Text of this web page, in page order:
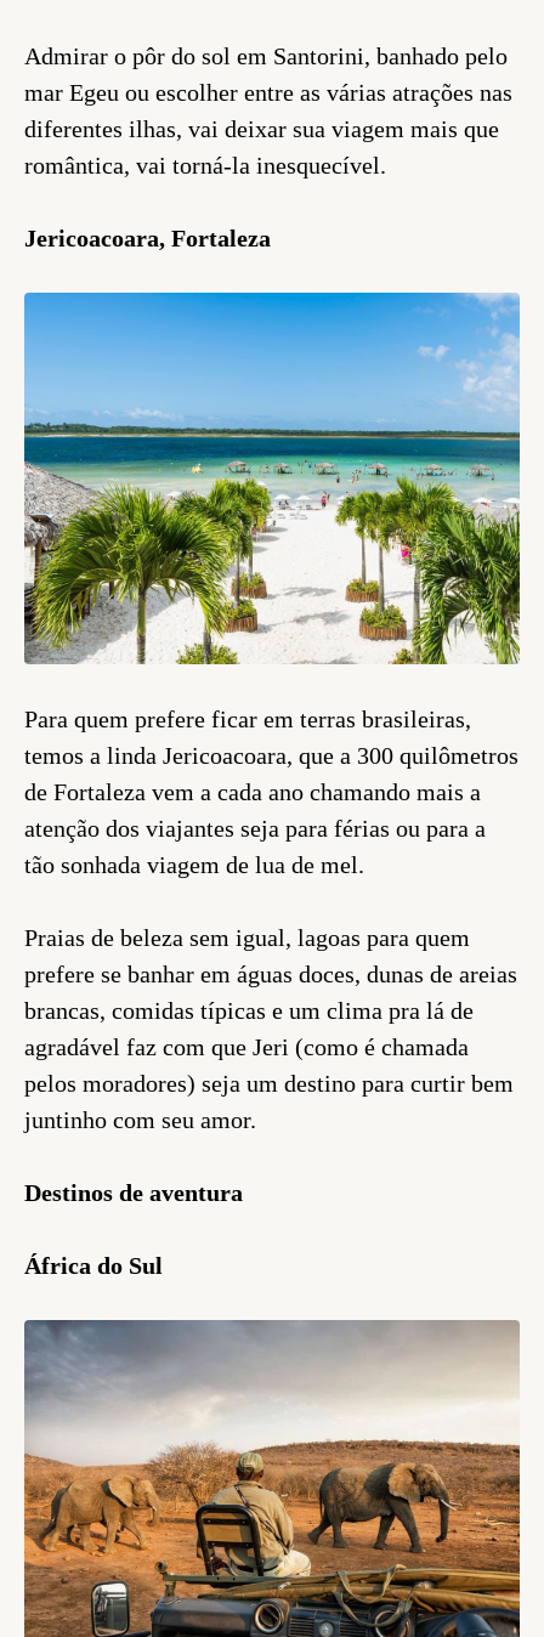
Admirar o pôr do sol em Santorini, banhado pelo
mar Egeu ou escolher entre as várias atrações nas
diferentes ilhas, vai deixar sua viagem mais que
romântica, vai torná-la inesquecível.
Jericoacoara, Fortaleza
Para quem prefere ficar em terras brasileiras,
temos a linda Jericoacoara, que a 300 quilômetros
de Fortaleza vem a cada ano chamando mais a
atenção dos viajantes seja para férias ou para a
tão sonhada viagem de lua de mel.
Praias de beleza sem igual, lagoas para quem
prefere se banhar em águas doces, dunas de areias
brancas, comidas típicas e um clima pra lá de
agradável faz com que Jeri (como é chamada
pelos moradores) seja um destino para curtir bem
juntinho com seu amor.
Destinos de aventura
África do Sul